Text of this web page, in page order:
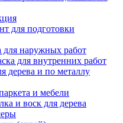
для подготовки
для наружных работ
для внутренних работ
дерева и по металлу
и мебели
и воск для дерева